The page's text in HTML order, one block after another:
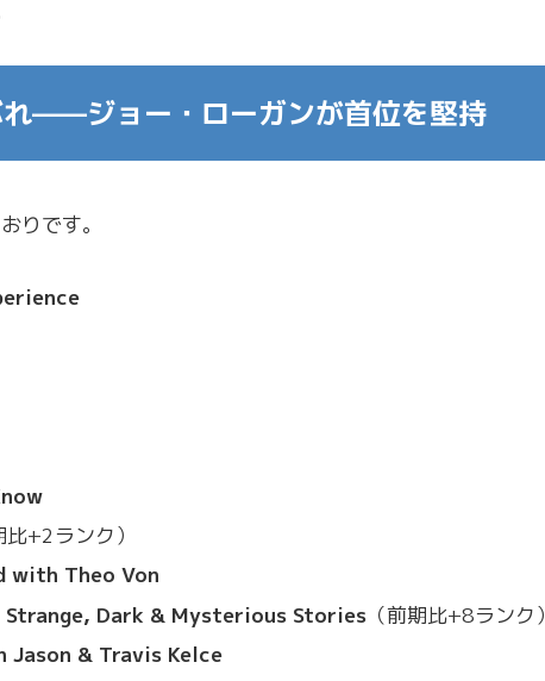
——ジョー・ローガンが首位を堅持
りです。
比+2ランク）
with Theo Von
Strange, Dark & Mysterious Stories （前期比+8ランク）
Jason & Travis Kelce